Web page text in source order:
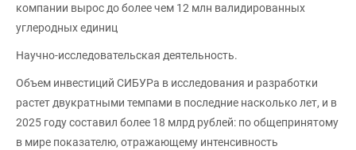
компании вырос до более чем 12 млн валидированных
углеродных единиц
Научно-исследовательская деятельность.
Объем инвестиций СИБУРа в исследования и разработки
растет двукратными темпами в последние насколько лет, и в
2025 году составил более 18 млрд рублей: по общепринятому
в мире показателю, отражающему интенсивность